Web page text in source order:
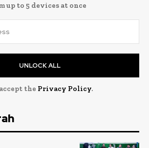
up to 5 devices at once
UNLOCK ALL
the Privacy Policy.